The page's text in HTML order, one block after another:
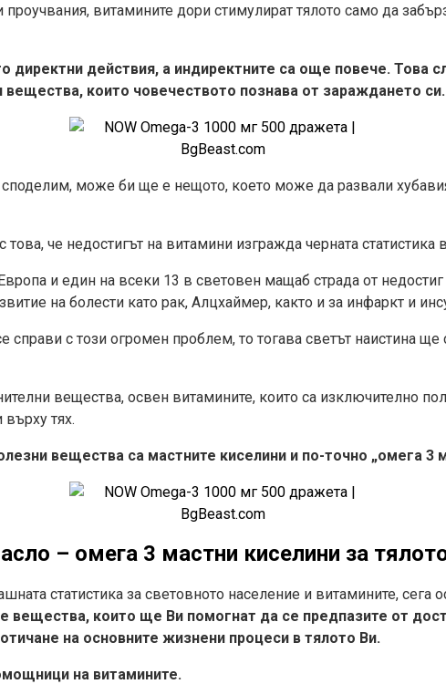
витамините дори стимулират тялото само да
директни действия, а индиректните са още повече. Това
вещества, които човечеството познава от зараждането си.
може би ще е нещото, което може да развали
това, че недостигът на витамини изгражда черната
и един на всеки 13 в световен мащаб страда от
на болести като рак, Алцхаймер, както и за инфаркт и
справи с този огромен проблем, то тогава светът наистина
вещества, освен витамините, които са изключително
тях.
вещества са мастните киселини и по-точно „омега 3
– омега 3 мастни киселини за
статистика за световното население и витамините, сега
вещества, които ще Ви помогнат да се предпазите от
на основните жизнени процеси в тялото Ви.
на витамините.